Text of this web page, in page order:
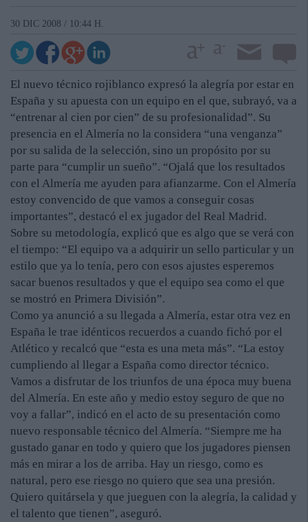
30 DIC 2008 / 10:44 H.
El nuevo técnico rojiblanco expresó la alegría por estar en
España y su apuesta con un equipo en el que, subrayó, va a
“entrenar al cien por cien” de su profesionalidad”. Su
presencia en el Almería no la considera “una venganza”
por su salida de la selección, sino un propósito por su
parte para “cumplir un sueño”. “Ojalá que los resultados
con el Almería me ayuden para afianzarme. Con el Almería
estoy convencido de que vamos a conseguir cosas
importantes”, destacó el ex jugador del Real Madrid.
Sobre su metodología, explicó que es algo que se verá con
el tiempo: “El equipo va a adquirir un sello particular y un
estilo que ya lo tenía, pero con esos ajustes esperemos
sacar buenos resultados y que el equipo sea como el que
se mostró en Primera División”.
Como ya anunció a su llegada a Almería, estar otra vez en
España le trae idénticos recuerdos a cuando fichó por el
Atlético y recalcó que “esta es una meta más”. “La estoy
cumpliendo al llegar a España como director técnico.
Vamos a disfrutar de los triunfos de una época muy buena
del Almería. En este año y medio estoy seguro de que no
voy a fallar”, indicó en el acto de su presentación como
nuevo responsable técnico del Almería. “Siempre me ha
gustado ganar en todo y quiero que los jugadores piensen
más en mirar a los de arriba. Hay un riesgo, como es
natural, pero ese riesgo no quiero que sea una presión.
Quiero quitársela y que jueguen con la alegría, la calidad y
el talento que tienen”, aseguró.